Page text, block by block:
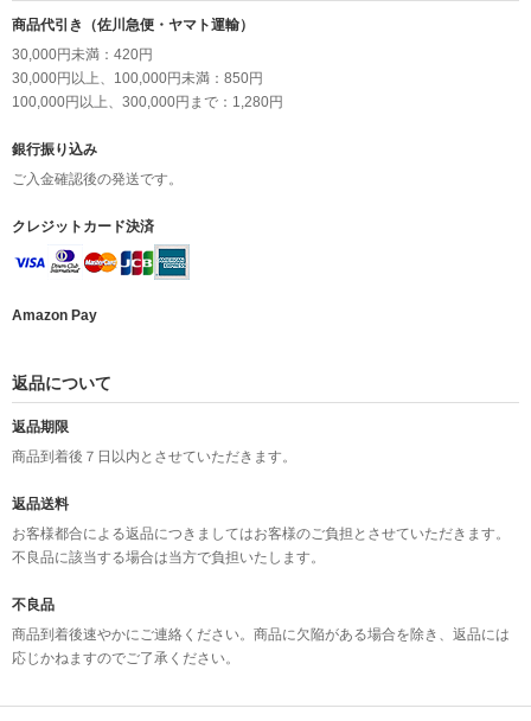
商品代引き（佐川急便・ヤマト運輸）
30,000円未満：420円
30,000円以上、100,000円未満：850円
100,000円以上、300,000円まで：1,280円
銀行振り込み
ご入金確認後の発送です。
クレジットカード決済
Amazon Pay
返品について
返品期限
商品到着後７日以内とさせていただきます。
返品送料
お客様都合による返品につきましてはお客様のご負担とさせていただきます。
不良品に該当する場合は当方で負担いたします。
不良品
商品到着後速やかにご連絡ください。商品に欠陥がある場合を除き、返品には
応じかねますのでご了承ください。